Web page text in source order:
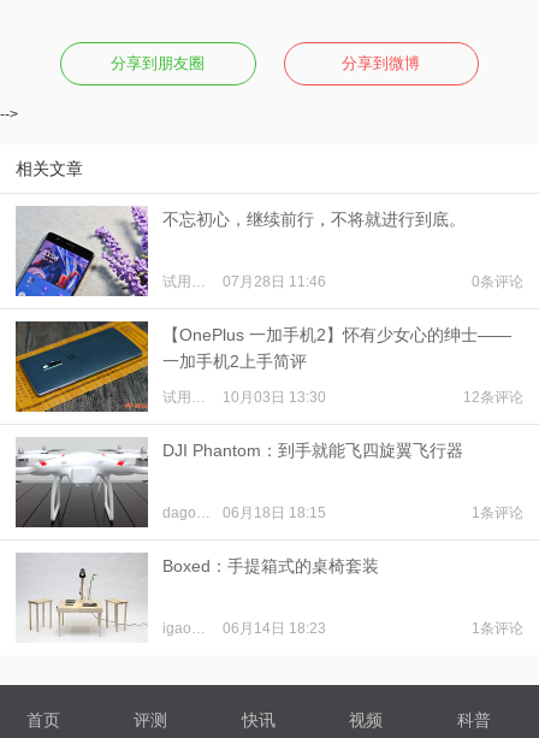
分享到朋友圈 分享到微博
-->
相关文章
不忘初心，继续前行，不将就进行到底。
试用体验 07月28日 11:46 0条评论
【OnePlus 一加手机2】怀有少女心的绅士——
一加手机2上手简评
试用体验 10月03日 13:30 12条评论
DJI Phantom：到手就能飞四旋翼飞行器
dagongzai 06月18日 18:15 1条评论
Boxed：手提箱式的桌椅套装
igao7-郭晓龙 06月14日 18:23 1条评论
首页 评测 快讯 视频 科普